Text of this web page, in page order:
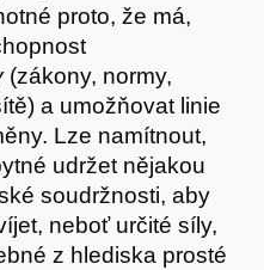
proto, že má,
(zákony, normy,
a umožňovat linie
Lze namítnout,
udržet nějakou
soudržnosti, aby
neboť určité síly,
z hlediska prosté